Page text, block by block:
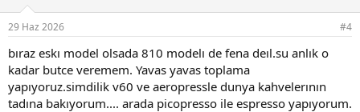
29 Haz 2026 #4
bıraz eskı model olsada 810 modelı de fena deıl.su anlık o
kadar butce veremem. Yavas yavas toplama
yapıyoruz.simdilik v60 ve aeropressle dunya kahvelerının
tadına bakıyorum.... arada picopresso ile espresso yapıyorum.